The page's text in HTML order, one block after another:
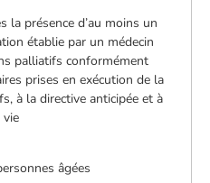
la présence d’au moins un
établie par un médecin
palliatifs conformément
prises en exécution de la
à la directive anticipée et à
vie
âgées